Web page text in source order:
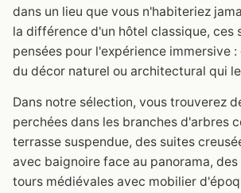
dans un lieu que vous n'habiteriez
la différence d'un hôtel classique, ces
pensées pour l'expérience immersive
du décor naturel ou architectural qui
Dans notre sélection, vous trouverez
perchées dans les branches d'arbres
terrasse suspendue, des suites
avec baignoire face au panorama,
tours médiévales avec mobilier